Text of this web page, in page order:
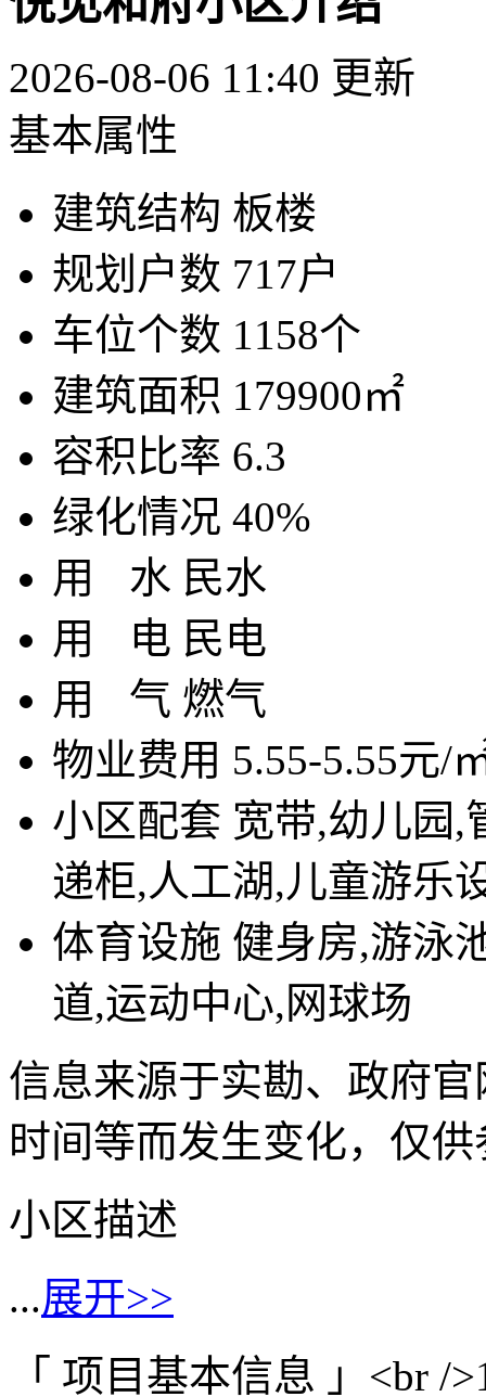
2026-08-06 11:40 更新
基本属性
建筑结构 板楼
规划户数 717户
车位个数 1158个
建筑面积 179900㎡
容积比率 6.3
绿化情况 40%
用 水 民水
用
电 民电
用 气 燃气
物业费用 5.55-5.55元/
小区配套 宽带,幼儿园,
递柜,人工湖,儿童游乐
体育设施 健身房,游泳
道,运动中心,网球场
信息来源于实勘、政府
时间等而发生变化，仅
小区描述
...展开>>
「 项目基本信息 」<br /